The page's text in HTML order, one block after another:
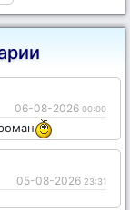
06-08-2026 00:00
05-08-2026 23:31